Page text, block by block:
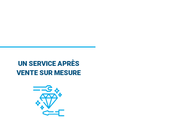
UN SERVICE APRÈS
VENTE SUR MESURE